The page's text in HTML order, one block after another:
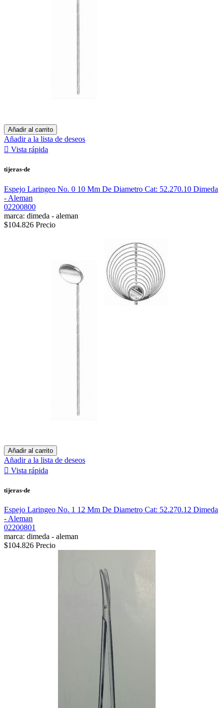
Añadir al carrito
Añadir a la lista de deseos
 Vista rápida
tijeras-de
Espejo Laringeo No. 0 10 Mm De Diametro Cat: 52.270.10 Dimeda
- Aleman
02200800
marca: dimeda - aleman
$104.826 Precio
Añadir al carrito
Añadir a la lista de deseos
 Vista rápida
tijeras-de
Espejo Laringeo No. 1 12 Mm De Diametro Cat: 52.270.12 Dimeda
- Aleman
02200801
marca: dimeda - aleman
$104.826 Precio